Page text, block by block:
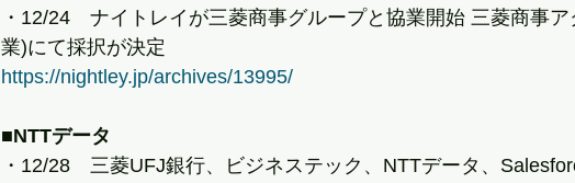
・12/24　ナイトレイが三菱商事グループと協業開始 三菱商事
業)にて採択が決定
https://nightley.jp/archives/13995/
■NTTデータ
・12/28　三菱UFJ銀行、ビジネステック、NTTデータ、